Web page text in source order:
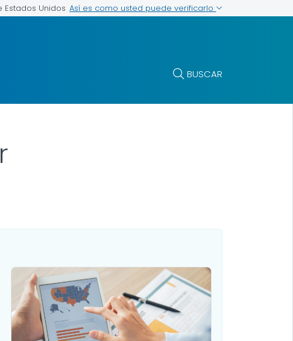
Unidos Así es como usted puede verificarlo
BUSCAR